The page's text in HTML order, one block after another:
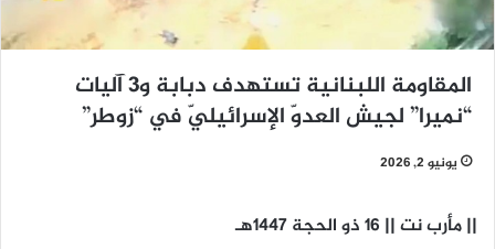
المقاومة اللبنانية تستهدف دبابة و3 آليات
“نميرا” لجيش العدوّ الإسرائيليّ في “زوطر”
يونيو 2, 2026
|| مأرب نت || 16 ذو الحجة 1447هـ